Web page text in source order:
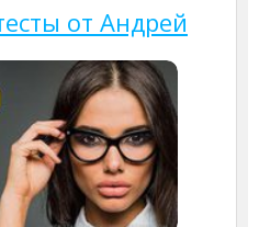
от Андрей